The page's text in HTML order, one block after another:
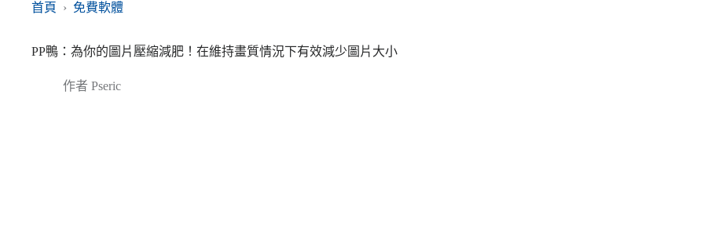
首頁 › 免費軟體
PP鴨：為你的圖片壓縮減肥！在維持畫質情況下有效減少圖片大小
作者 Pseric